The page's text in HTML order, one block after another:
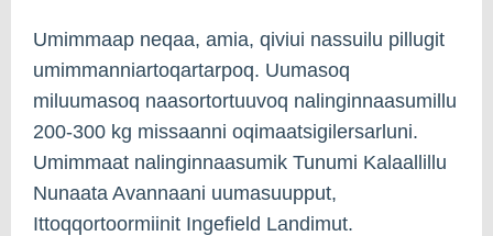
Umimmaap neqaa, amia, qiviui nassuilu pillugit
umimmanniartoqartarpoq. Uumasoq
miluumasoq naasortortuuvoq nalinginnaasumillu
200-300 kg missaanni oqimaatsigilersarluni.
Umimmaat nalinginnaasumik Tunumi Kalaallillu
Nunaata Avannaani uumasuupput,
Ittoqqortoormiinit Ingefield Landimut.